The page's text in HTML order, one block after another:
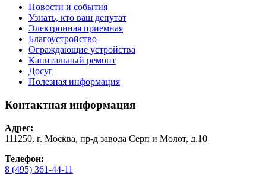
Новости и события
Узнать, кто ваш депутат
Электронная приемная
Благоустройство
Ограждающие устройства
Капитальный ремонт
Досуг
Полезная информация
Контактная информация
Адрес:
111250, г. Москва, пр-д завода Серп и Молот, д.10
Телефон:
8 (495) 361-44-11